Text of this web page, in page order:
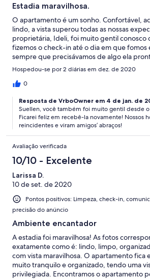
Estadia maravilhosa.
O apartamento é um sonho. Confortável,
lindo, a vista superou todas as nossas
proprietária, Ideli, foi muito gentil conosco
fizemos o check-in até o dia em que fomos
sempre que precisávamos de algo ela
respondia. Nossa viagem foi maravilhosa e
hospedados em um lugar seguro e
viagem ainda melhor. Sem duvidas,
Hospedou-se por 2 diárias em dez. de 2020
0
Resposta de VrboOwner em 4 de jan. de
Suellen, você também foi muito gentil desde
Ficarei feliz em recebê-la novamente! Nossos
reincidentes e viram amigos’ abraços!
Avaliação verificada
10/10 - Excelente
Larissa D.
10 de set. de 2020
Pontos positivos: Limpeza, check-in,
precisão do anúncio
Ambiente encantador
A estadia foi maravilhosa! As fotos
exatamente como é: lindo, limpo,
com vista maravilhosa. O apartamento fica
muito tranquilo e organizado, tendo uma
privilegiada. Encontramos o apartamento